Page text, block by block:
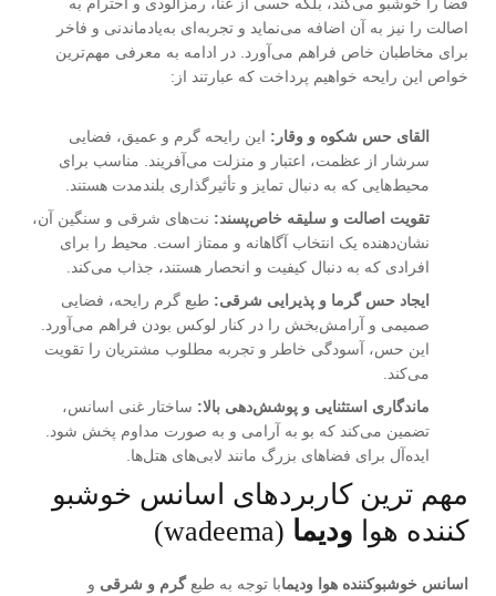
فضا را خوشبو می‌کند، بلکه حسی از غنا، رمزآلودی و احترام به
اصالت را نیز به آن اضافه می‌نماید و تجربه‌ای به‌یادماندنی و فاخر
برای مخاطبان خاص فراهم می‌آورد. در ادامه به معرفی مهم‌ترین
خواص این رایحه خواهیم پرداخت که عبارتند از:
القای حس شکوه و وقار: این رایحه گرم و عمیق، فضایی
سرشار از عظمت، اعتبار و منزلت می‌آفریند. مناسب برای
محیط‌هایی که به دنبال تمایز و تأثیرگذاری بلندمدت هستند.
تقویت اصالت و سلیقه خاص‌پسند: نت‌های شرقی و سنگین آن،
نشان‌دهنده یک انتخاب آگاهانه و ممتاز است. محیط را برای
افرادی که به دنبال کیفیت و انحصار هستند، جذاب می‌کند.
ایجاد حس گرما و پذیرایی شرقی: طبع گرم رایحه، فضایی
صمیمی و آرامش‌بخش را در کنار لوکس بودن فراهم می‌آورد.
این حس، آسودگی خاطر و تجربه مطلوب مشتریان را تقویت
می‌کند.
ماندگاری استثنایی و پوشش‌دهی بالا: ساختار غنی اسانس،
تضمین می‌کند که بو به آرامی و به صورت مداوم پخش شود.
ایده‌آل برای فضاهای بزرگ مانند لابی‌های هتل‌ها.
مهم ترین کاربردهای اسانس خوشبو
کننده هوا ودیما (wadeema)
اسانس خوشبوکننده هوا ودیمابا توجه به طبعگرم و شرقی و